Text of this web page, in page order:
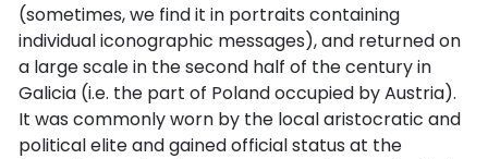
(sometimes, we find it in portraits containing
individual iconographic messages), and returned on
a large scale in the second half of the century in
Galicia (i.e. the part of Poland occupied by Austria).
It was commonly worn by the local aristocratic and
political elite and gained official status at the